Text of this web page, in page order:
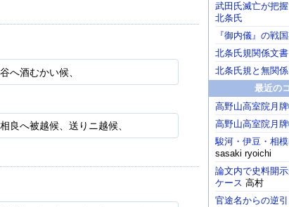
へ酒むかい候、
良へ被越候、送りニ越候、
武田氏滅亡が把
北条氏
『御内儀』の戦
北条氏規関係文書
北条氏規と無関
最近の
高野山高室院月
高野山高室院月
駿河・伊豆・相
sasaki ryoichi
論文内で史料開
ケース 高村
官途名からの逆